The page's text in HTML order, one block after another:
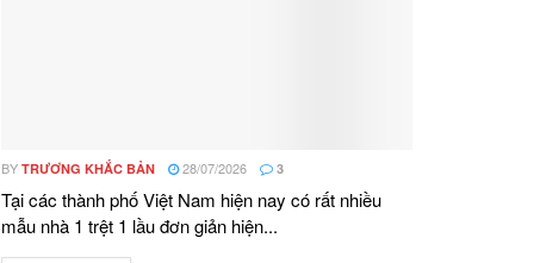
BY TRƯƠNG KHẮC BẢN 28/07/2026 3
Tại các thành phố Việt Nam hiện nay có rất nhiều
mẫu nhà 1 trệt 1 lầu đơn giản hiện...